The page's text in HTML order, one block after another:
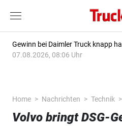
Gewinn bei Daimler Truck knapp
07.08.2026, 08:06 Uhr
Home Nachrichten Technik
Volvo bringt DSG-